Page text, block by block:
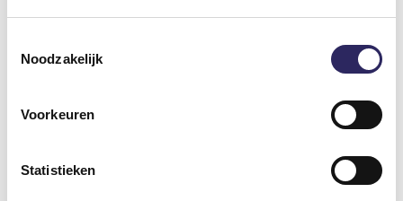
Noodzakelijk
Voorkeuren
Statistieken